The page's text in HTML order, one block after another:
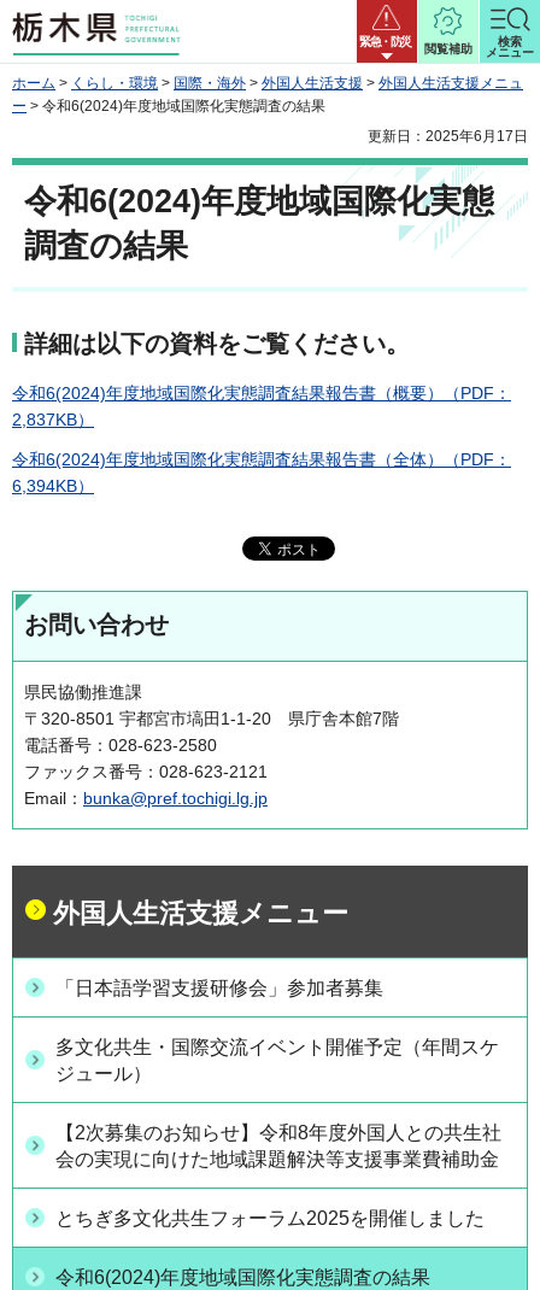
栃木県 緊急・防災
閲覧補助
検索
メニュー
ホーム > くらし・環境 > 国際・海外 > 外国人生活支援 > 外国人生活支援メニュ
ー > 令和6(2024)年度地域国際化実態調査の結果
更新日：2025年6月17日
令和6(2024)年度地域国際化実態
調査の結果
詳細は以下の資料をご覧ください。
令和6(2024)年度地域国際化実態調査結果報告書（概要）（PDF：
2,837KB）
令和6(2024)年度地域国際化実態調査結果報告書（全体）（PDF：
6,394KB）
お問い合わせ
県民協働推進課
〒320-8501 宇都宮市塙田1-1-20 県庁舎本館7階
電話番号：028-623-2580
ファックス番号：028-623-2121
Email： bunka@pref.tochigi.lg.jp
外国人生活支援メニュー
「日本語学習支援研修会」参加者募集
多文化共生・国際交流イベント開催予定（年間スケ
ジュール）
【2次募集のお知らせ】令和8年度外国人との共生社
会の実現に向けた地域課題解決等支援事業費補助金
とちぎ多文化共生フォーラム2025を開催しました
令和6(2024)年度地域国際化実態調査の結果